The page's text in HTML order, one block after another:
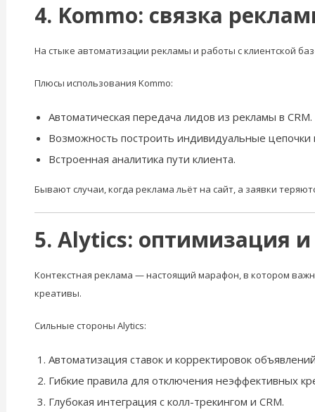
4. Kommo: связка
На стыке автоматизации рекламы и работы с клиентской
Плюсы использования Kommo:
Автоматическая передача лидов из рекламы в CRM.
Возможность построить индивидуальные цепочки
Встроенная аналитика пути клиента.
Бывают случаи, когда реклама льёт на сайт, а заявки
5. Alytics: оптимизация
Контекстная реклама — настоящий марафон, в котором
креативы.
Сильные стороны Alytics:
Автоматизация ставок и корректировок
Гибкие правила для отключения неэффективных
Глубокая интеграция с колл-трекингом и CRM.